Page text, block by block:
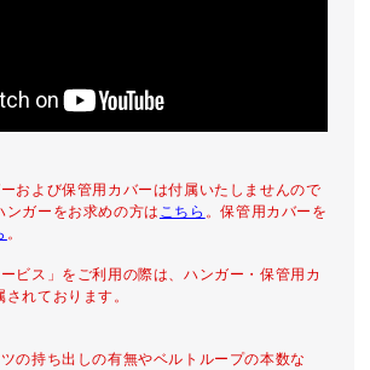
および保管用カバーは付属いたしませんので
ンガーをお求めの方は こちら 。保管用カバーを
。
ビス」をご利用の際は、ハンガー・保管用カ
れております。
の持ち出しの有無やベルトループの本数な